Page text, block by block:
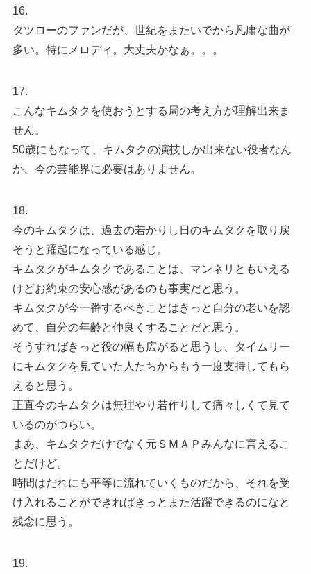
16.
タツローのファンだが、世紀をまたいでから凡庸な曲が
多い。特にメロディ。大丈夫かなぁ。。。
17.
こんなキムタクを使おうとする局の考え方が理解出来ま
せん。
50歳にもなって、キムタクの演技しか出来ない役者なん
か、今の芸能界に必要はありません。
18.
今のキムタクは、過去の若かりし日のキムタクを取り戻
そうと躍起になっている感じ。
キムタクがキムタクであることは、マンネリともいえる
けどお約束の安心感があるのも事実だと思う。
キムタクが今一番するべきことはきっと自分の老いを認
めて、自分の年齢と仲良くすることだと思う。
そうすればきっと役の幅も広がると思うし、タイムリー
にキムタクを見ていた人たちからもう一度支持してもら
えると思う。
正直今のキムタクは無理やり若作りして痛々しくて見て
いるのがつらい。
まあ、キムタクだけでなく元ＳＭＡＰみんなに言えるこ
とだけど。
時間はだれにも平等に流れていくものだから、それを受
け入れることができればきっとまた活躍できるのになと
残念に思う。
19.